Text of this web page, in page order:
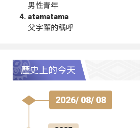
男性青年
atamatama
父字輩的稱呼
歷史上的今天
2026/ 08/ 08